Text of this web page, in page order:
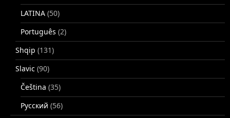
LATINA (50)
Português (2)
Shqip (131)
Slavic (90)
Čeština (35)
Русский (56)